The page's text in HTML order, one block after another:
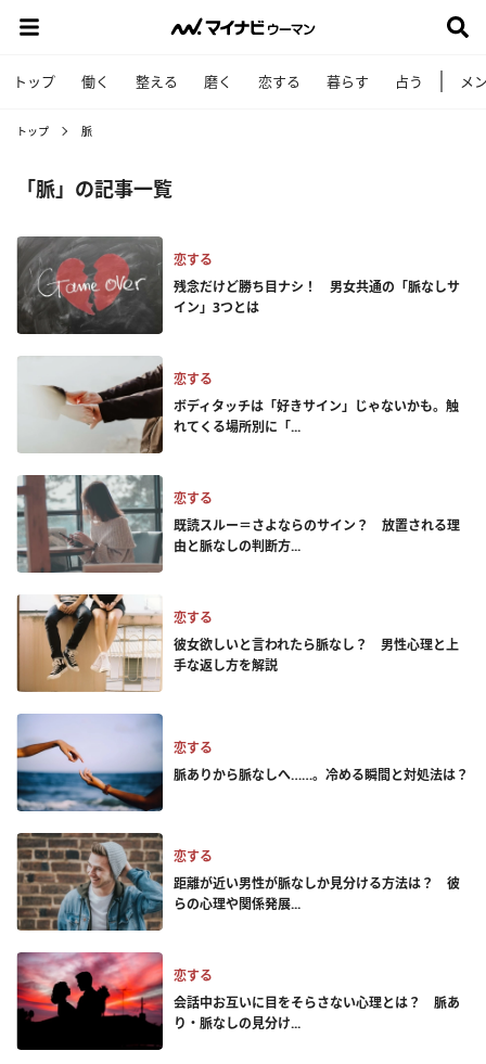
トップ 働く 整える 磨く 恋する 暮らす 占う メ
トップ 脈
「脈」の記事一覧
恋する
残念だけど勝ち目ナシ！ 男女共通の「脈なしサ
イン」3つとは
恋する
ボディタッチは「好きサイン」じゃないかも。触
れてくる場所別に「...
恋する
既読スルー＝さよならのサイン？ 放置される理
由と脈なしの判断方...
恋する
彼女欲しいと言われたら脈なし？ 男性心理と上
手な返し方を解説
恋する
脈ありから脈なしへ……。冷める瞬間と対処法は？
恋する
距離が近い男性が脈なしか見分ける方法は？ 彼
らの心理や関係発展...
恋する
会話中お互いに目をそらさない心理とは？ 脈あ
り・脈なしの見分け...